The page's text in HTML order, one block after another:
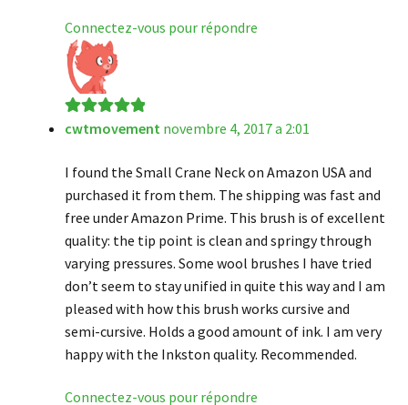
Connectez-vous pour répondre
Note5sur 5
cwtmovement novembre 4, 2017 a 2:01
I found the Small Crane Neck on Amazon USA and
purchased it from them. The shipping was fast and
free under Amazon Prime. This brush is of excellent
quality: the tip point is clean and springy through
varying pressures. Some wool brushes I have tried
don’t seem to stay unified in quite this way and I am
pleased with how this brush works cursive and
semi-cursive. Holds a good amount of ink. I am very
happy with the Inkston quality. Recommended.
Connectez-vous pour répondre